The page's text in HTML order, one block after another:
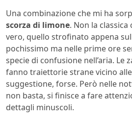
Una combinazione che mi ha
scorza di limone. Non la
vero, quello strofinato appena
pochissimo ma nelle prime ore
specie di confusione nell’aria. Le
fanno traiettorie strane vicino
suggestione, forse. Però nelle
non basta, si finisce a fare
dettagli minuscoli.